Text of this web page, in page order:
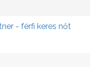
- férfi keres nőt